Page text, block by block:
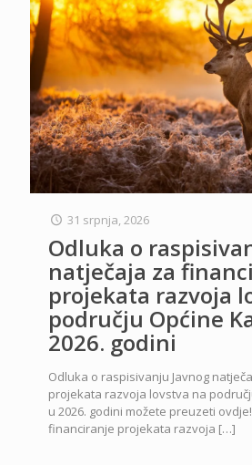
31 srpnja, 2026
Odluka o
natječaja za
projekata razvoja
području Općine
2026. godini
Odluka o raspisivanju Javnog
projekata razvoja lovstva na
u 2026. godini možete preuzeti
financiranje projekata razvoja […]